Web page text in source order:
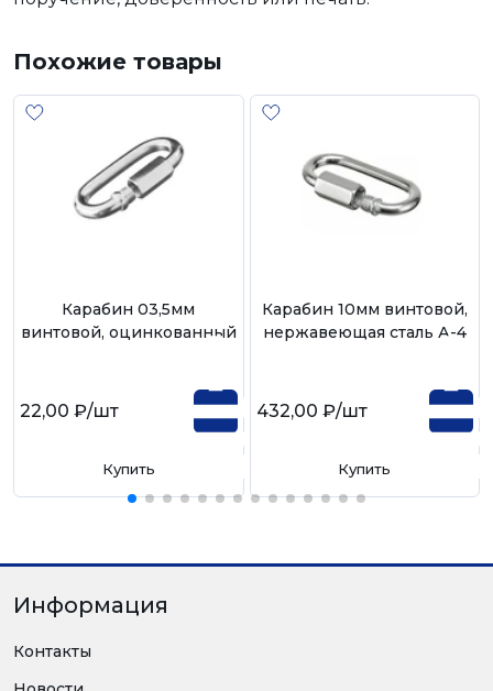
Похожие товары
Карабин 03,5мм
винтовой, оцинкованный
22,00 ₽/шт
Купить
Карабин 10мм винтовой,
нержавеющая сталь А-4
432,00 ₽/шт
Купить
Информация
Контакты